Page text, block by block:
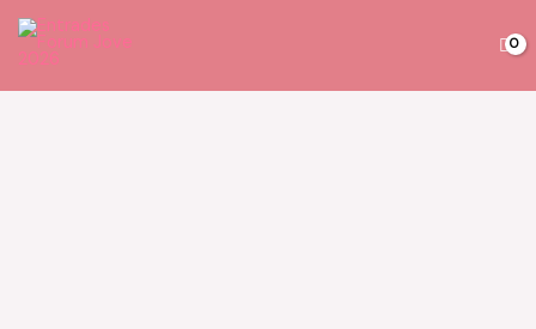
Vés
contingut